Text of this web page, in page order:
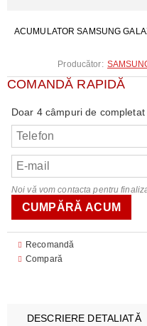
ACUMULATOR SAMSUNG
Producător:
COMANDĂ RAPIDĂ
Doar 4 câmpuri de completat
Noi vă vom contacta pentru
Recomandă
Compară
DESCRIERE DETALIATĂ